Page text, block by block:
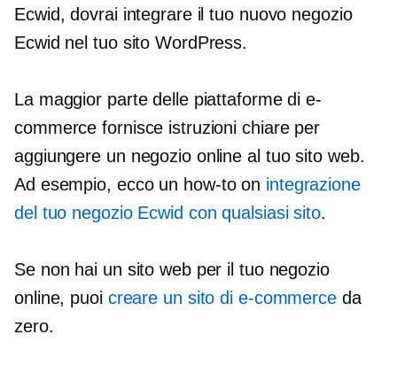
Ecwid, dovrai integrare il tuo nuovo negozio
Ecwid nel tuo sito WordPress.
La maggior parte delle piattaforme di e-
commerce fornisce istruzioni chiare per
aggiungere un negozio online al tuo sito web.
Ad esempio, ecco un how-toon integrazione
del tuo negozio Ecwid con qualsiasi sito.
Se non hai un sito web per il tuo negozio
online, puoi creare un sito di e-commerceda
zero.